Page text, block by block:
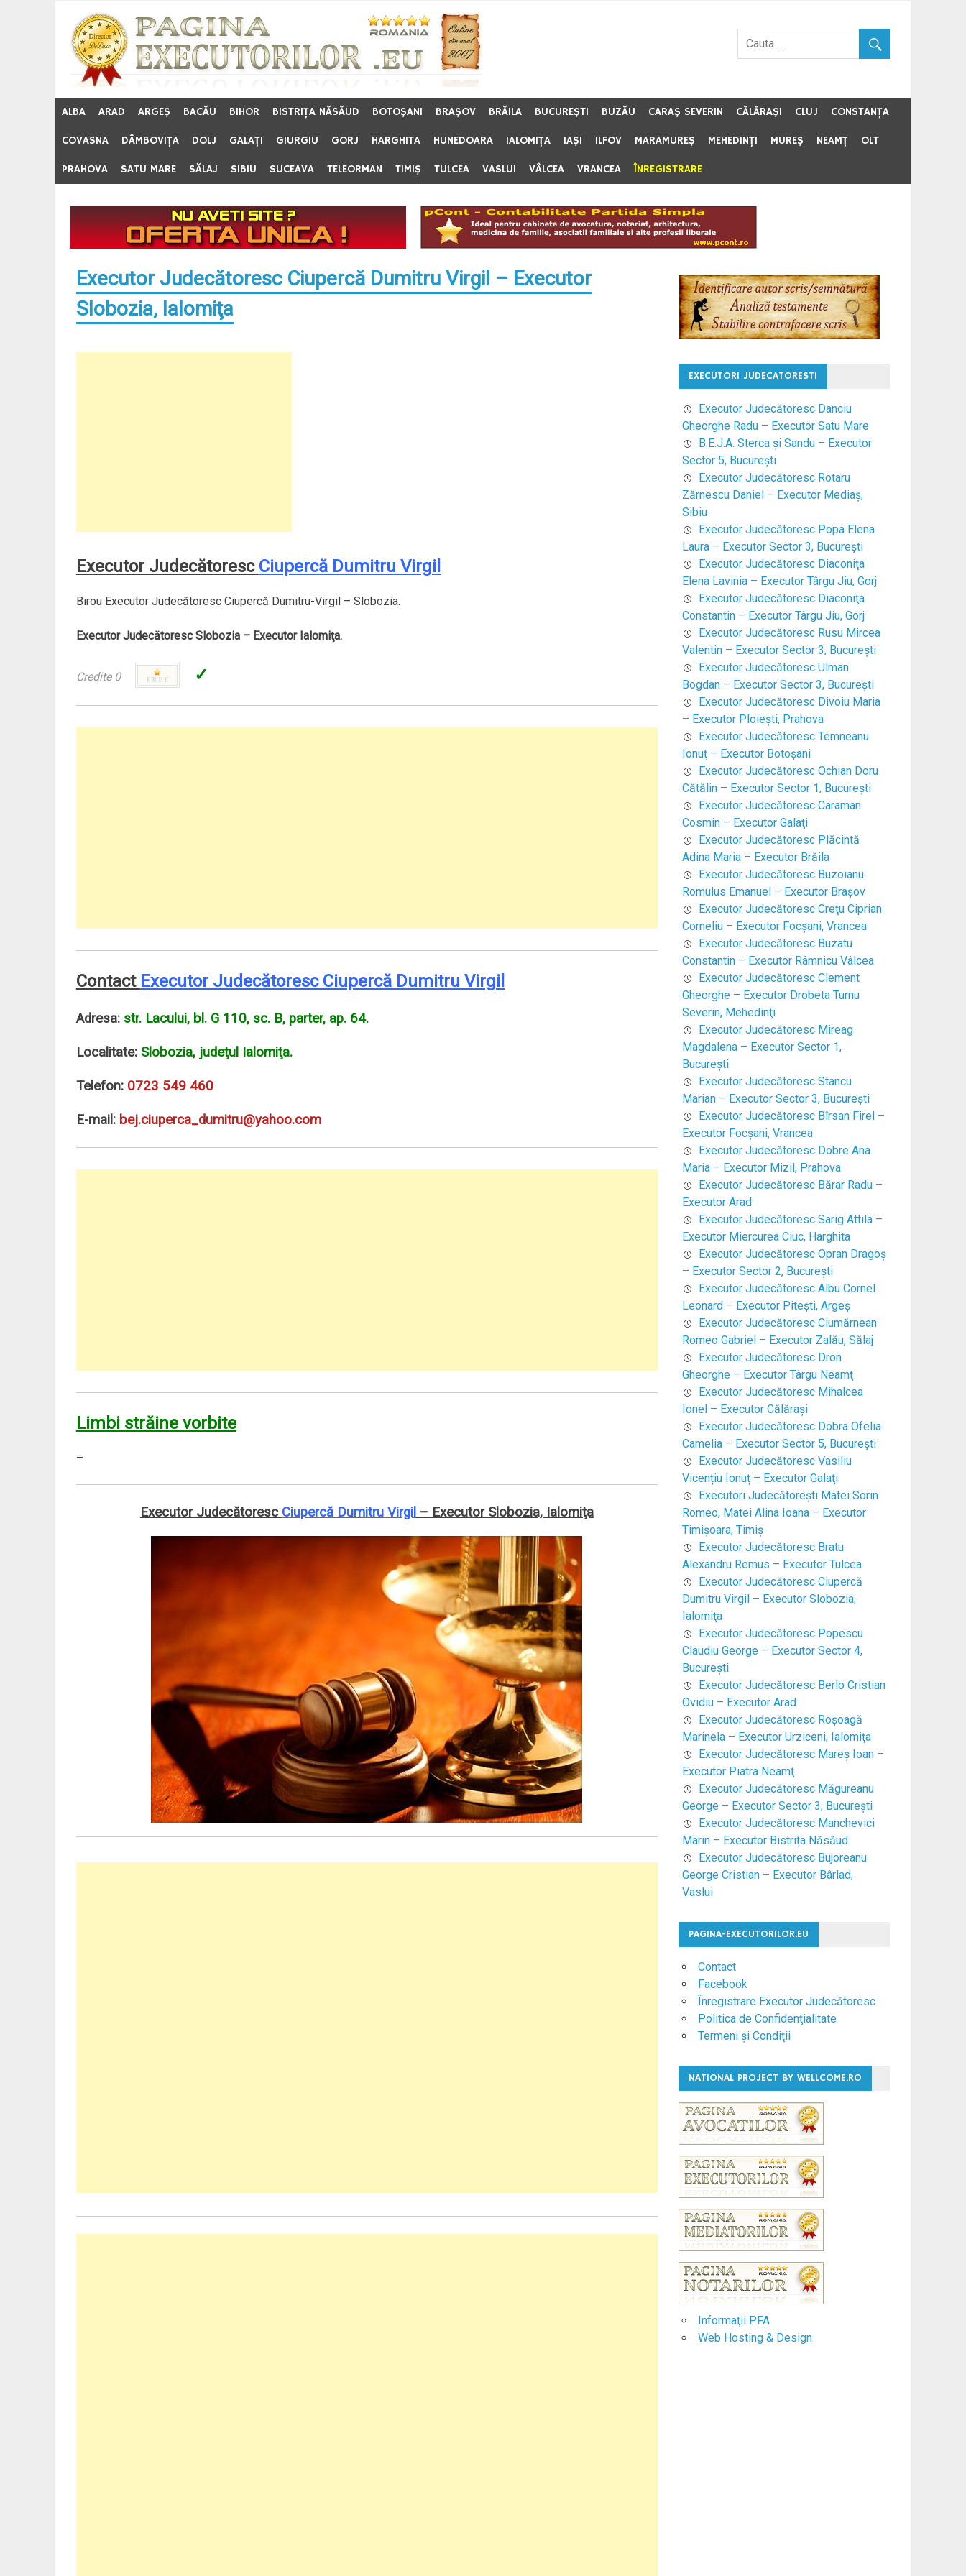
content
ALBA ARAD ARGEŞ BACĂU BIHOR BISTRIŢA NĂSĂUD BOTOŞANI BRAŞOV BRĂILA BUCUREŞTI BUZĂU CARAŞ SEVERIN CĂLĂRAŞI CLUJ CONSTANŢA
COVASNA DÂMBOVIŢA DOLJ GALAŢI GIURGIU GORJ HARGHITA HUNEDOARA IALOMIŢA IAŞI ILFOV MARAMUREŞ MEHEDINŢI MUREŞ NEAMŢ OLT
PRAHOVA SATU MARE SĂLAJ SIBIU SUCEAVA TELEORMAN TIMIŞ TULCEA VASLUI VÂLCEA VRANCEA ÎNREGISTRARE
Executor Judecătoresc Ciupercă Dumitru Virgil – Executor
Slobozia, Ialomiţa
Executor Judecătoresc Ciupercă Dumitru Virgil
Birou Executor Judecătoresc Ciupercă Dumitru-Virgil – Slobozia.
Executor Judecătoresc Slobozia – Executor Ialomiţa.
Credite 0 ✓
Contact Executor Judecătoresc Ciupercă Dumitru Virgil
Adresa: str. Lacului, bl. G 110, sc. B, parter, ap. 64.
Localitate: Slobozia, judeţul Ialomiţa.
Telefon: 0723 549 460
E-mail: bej.ciuperca_dumitru@yahoo.com
Limbi străine vorbite
–
Executor Judecătoresc Ciupercă Dumitru Virgil– Executor Slobozia, Ialomiţa
EXECUTORI JUDECATORESTI
Executor Judecătoresc Danciu
Gheorghe Radu – Executor Satu Mare
B.E.J.A. Sterca şi Sandu – Executor
Sector 5, Bucureşti
Executor Judecătoresc Rotaru
Zărnescu Daniel – Executor Mediaş,
Sibiu
Executor Judecătoresc Popa Elena
Laura – Executor Sector 3, Bucureşti
Executor Judecătoresc Diaconiţa
Elena Lavinia – Executor Târgu Jiu, Gorj
Executor Judecătoresc Diaconiţa
Constantin – Executor Târgu Jiu, Gorj
Executor Judecătoresc Rusu Mircea
Valentin – Executor Sector 3, Bucureşti
Executor Judecătoresc Ulman
Bogdan – Executor Sector 3, Bucureşti
Executor Judecătoresc Divoiu Maria
– Executor Ploieşti, Prahova
Executor Judecătoresc Temneanu
Ionuţ – Executor Botoşani
Executor Judecătoresc Ochian Doru
Cătălin – Executor Sector 1, Bucureşti
Executor Judecătoresc Caraman
Cosmin – Executor Galaţi
Executor Judecătoresc Plăcintă
Adina Maria – Executor Brăila
Executor Judecătoresc Buzoianu
Romulus Emanuel – Executor Braşov
Executor Judecătoresc Creţu Ciprian
Corneliu – Executor Focşani, Vrancea
Executor Judecătoresc Buzatu
Constantin – Executor Râmnicu Vâlcea
Executor Judecătoresc Clement
Gheorghe – Executor Drobeta Turnu
Severin, Mehedinţi
Executor Judecătoresc Mireag
Magdalena – Executor Sector 1,
Bucureşti
Executor Judecătoresc Stancu
Marian – Executor Sector 3, Bucureşti
Executor Judecătoresc Bîrsan Firel –
Executor Focşani, Vrancea
Executor Judecătoresc Dobre Ana
Maria – Executor Mizil, Prahova
Executor Judecătoresc Bărar Radu –
Executor Arad
Executor Judecătoresc Sarig Attila –
Executor Miercurea Ciuc, Harghita
Executor Judecătoresc Opran Dragoş
– Executor Sector 2, Bucureşti
Executor Judecătoresc Albu Cornel
Leonard – Executor Piteşti, Argeş
Executor Judecătoresc Ciumărnean
Romeo Gabriel – Executor Zalău, Sălaj
Executor Judecătoresc Dron
Gheorghe – Executor Târgu Neamţ
Executor Judecătoresc Mihalcea
Ionel – Executor Călăraşi
Executor Judecătoresc Dobra Ofelia
Camelia – Executor Sector 5, Bucureşti
Executor Judecătoresc Vasiliu
Vicențiu Ionuț – Executor Galaţi
Executori Judecătoreşti Matei Sorin
Romeo, Matei Alina Ioana – Executor
Timişoara, Timiş
Executor Judecătoresc Bratu
Alexandru Remus – Executor Tulcea
Executor Judecătoresc Ciupercă
Dumitru Virgil – Executor Slobozia,
Ialomiţa
Executor Judecătoresc Popescu
Claudiu George – Executor Sector 4,
Bucureşti
Executor Judecătoresc Berlo Cristian
Ovidiu – Executor Arad
Executor Judecătoresc Roşoagă
Marinela – Executor Urziceni, Ialomiţa
Executor Judecătoresc Mareş Ioan –
Executor Piatra Neamţ
Executor Judecătoresc Măgureanu
George – Executor Sector 3, Bucureşti
Executor Judecătoresc Manchevici
Marin – Executor Bistrița Năsăud
Executor Judecătoresc Bujoreanu
George Cristian – Executor Bârlad,
Vaslui
PAGINA-EXECUTORILOR.EU
Contact
Facebook
Înregistrare Executor Judecătoresc
Politica de Confidenţialitate
Termeni şi Condiţii
NATIONAL PROJECT BY WELLCOME.RO
Informaţii PFA
Web Hosting & Design